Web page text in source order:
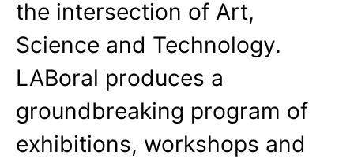
the intersection of Art,
Science and Technology.
LABoral produces a
groundbreaking program of
exhibitions, workshops and